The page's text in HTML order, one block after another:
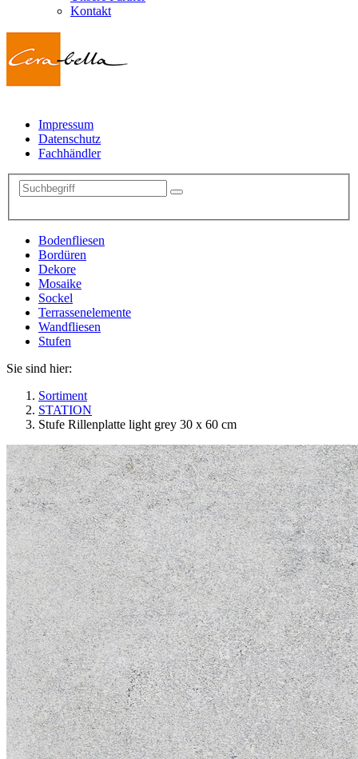
Kontakt
Impressum
Datenschutz
Fachhändler
Bodenfliesen
Bordüren
Dekore
Mosaike
Sockel
Terrassenelemente
Wandfliesen
Stufen
Sie sind hier:
Sortiment
STATION
Stufe Rillenplatte light grey 30 x 60 cm